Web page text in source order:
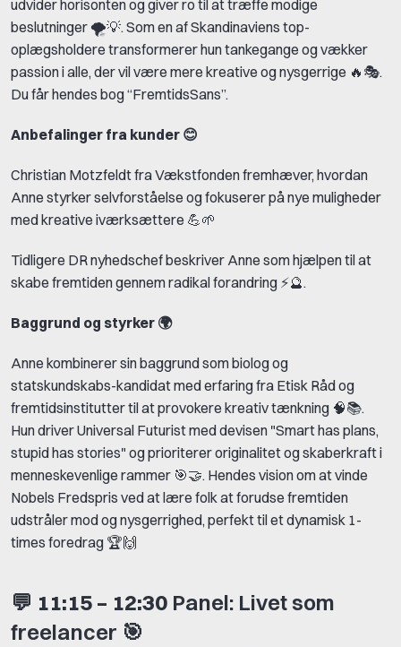
udvider horisonten og giver ro til at træffe modige
beslutninger 🌪️💡. Som en af Skandinaviens top-
oplægsholdere transformerer hun tankegange og vækker
passion i alle, der vil være mere kreative og nysgerrige 🔥🎭.​
Du får hendes bog “FremtidsSans”.
Anbefalinger fra kunder 😊
Christian Motzfeldt fra Vækstfonden fremhæver, hvordan
Anne styrker selvforståelse og fokuserer på nye muligheder
med kreative iværksættere 💪🌱​
Tidligere DR nyhedschef beskriver Anne som hjælpen til at
skabe fremtiden gennem radikal forandring ⚡🔮.​
Baggrund og styrker 🌍
Anne kombinerer sin baggrund som biolog og
statskundskabs-kandidat med erfaring fra Etisk Råd og
fremtidsinstitutter til at provokere kreativ tænkning 🧠📚.
Hun driver Universal Futurist med devisen "Smart has plans,
stupid has stories" og prioriterer originalitet og skaberkraft i
menneskevenlige rammer 🎯🤝. Hendes vision om at vinde
Nobels Fredspris ved at lære folk at forudse fremtiden
udstråler mod og nysgerrighed, perfekt til et dynamisk 1-
times foredrag 🏆🙌
💬 11:15 – 12:30 Panel: Livet som
freelancer 🎯